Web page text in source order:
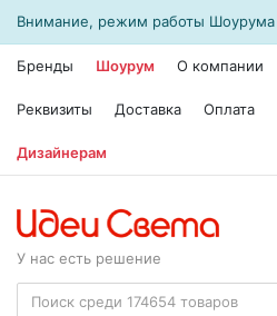
Внимание, режим работы Шоурума
Бренды Шоурум О компании
Реквизиты Доставка Оплата
Дизайнерам
У нас есть решение